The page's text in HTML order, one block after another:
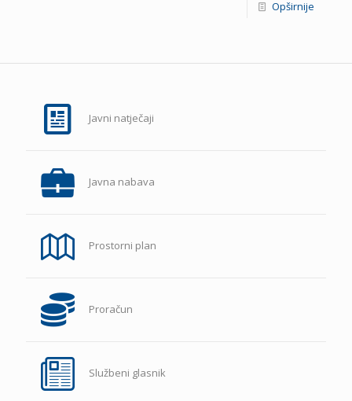
Opširnije
Javni natječaji
Javna nabava
Prostorni plan
Proračun
Službeni glasnik